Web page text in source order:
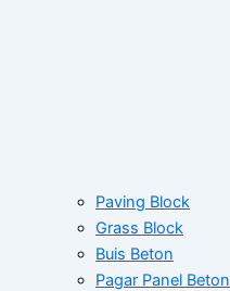
Paving Block
Grass Block
Buis Beton
Pagar Panel Beton